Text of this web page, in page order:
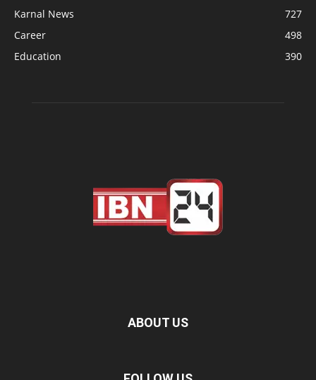
Karnal News
727
Career
498
Education
390
ABOUT US